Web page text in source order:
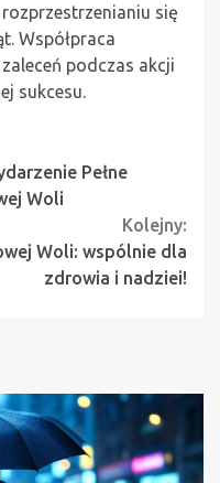
się
Współpraca
podczas akcji
sukcesu.
Pełne
Woli
Kolejny:
Woli: wspólnie dla
zdrowia i nadziei!